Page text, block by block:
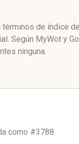
de índice
Según MyWot y
ninguna.
como #3788.